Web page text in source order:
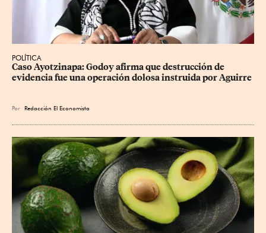
POLÍTICA
Caso Ayotzinapa: Godoy afirma que destrucción de
evidencia fue una operación dolosa instruida por Aguirre
Por Redacción El Economista